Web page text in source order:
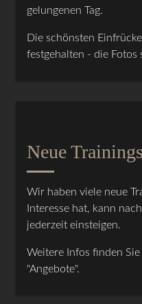
gelungenen Tag.
Die schönsten
festgehalten - die Fotos
Neue
Wir haben viele neue
Interesse hat, kann
jederzeit einsteigen.
Weitere Infos finden
"Angebote".